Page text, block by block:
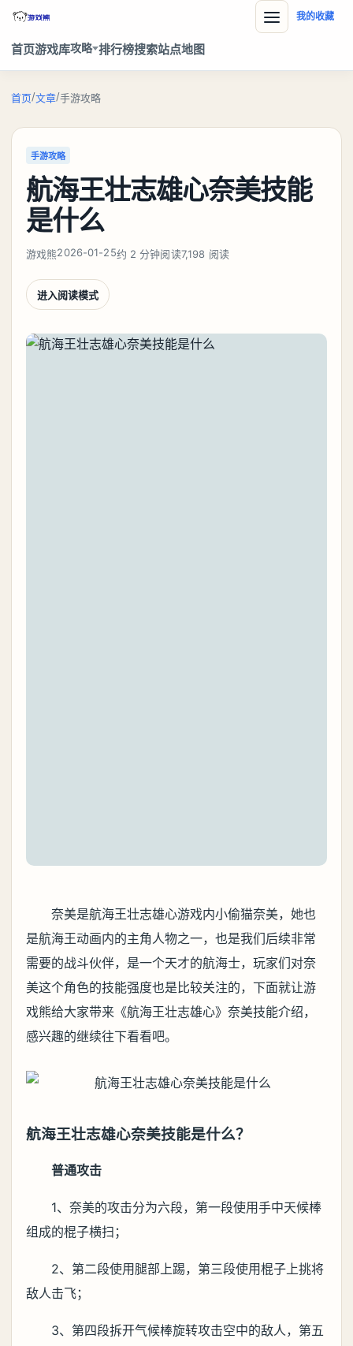
首页游戏库攻略 排行榜搜索站点地图
我的收藏
首页/文章/手游攻略
手游攻略
航海王壮志雄心奈美技能
是什么
游戏熊2026-01-25约 2 分钟阅读7,198 阅读
进入阅读模式
奈美是航海王壮志雄心游戏内小偷猫奈美，她也
是航海王动画内的主角人物之一，也是我们后续非常
需要的战斗伙伴，是一个天才的航海士，玩家们对奈
美这个角色的技能强度也是比较关注的，下面就让游
戏熊给大家带来《航海王壮志雄心》奈美技能介绍，
感兴趣的继续往下看看吧。
航海王壮志雄心奈美技能是什么？
普通攻击
1、奈美的攻击分为六段，第一段使用手中天候棒
组成的棍子横扫；
2、第二段使用腿部上踢，第三段使用棍子上挑将
敌人击飞；
3、第四段拆开气候棒旋转攻击空中的敌人，第五